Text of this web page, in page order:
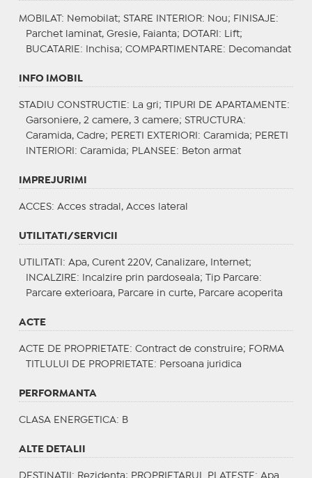
MOBILAT : Nemobilat; STARE INTERIOR: Nou; FINISAJE :
Parchet laminat, Gresie, Faianta;
DOTARI : Lift;
BUCATARIE : Inchisa; COMPARTIMENTARE : Decomandat
INFO IMOBIL
STADIU CONSTRUCTIE : La gri; TIPURI DE APARTAMENTE :
Garsoniere, 2 camere, 3 camere; STRUCTURA:
Caramida, Cadre; PERETI EXTERIORI : Caramida; PERETI
INTERIORI : Caramida; PLANSEE : Beton armat
IMPREJURIMI
ACCES: Acces stradal, Acces lateral
UTILITATI/SERVICII
UTILITATI : Apa, Curent 220V, Canalizare, Internet;
INCALZIRE : Incalzire prin pardoseala; Tip Parcare:
Parcare exterioara, Parcare in curte, Parcare acoperita
ACTE
ACTE DE PROPRIETATE : Contract de construire; FORMA
TITLULUI DE PROPRIETATE : Persoana juridica
PERFORMANTA
CLASA ENERGETICA: B
ALTE DETALII
DESTINATII : Rezidenta; PROPRIETARUL PLATESTE : Apa